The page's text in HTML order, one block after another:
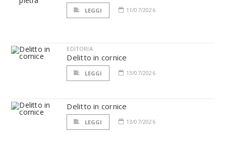
LEGGI 11/07/2026
EDITORIA
Delitto in cornice
LEGGI 13/07/2026
Delitto in cornice
LEGGI 13/07/2026